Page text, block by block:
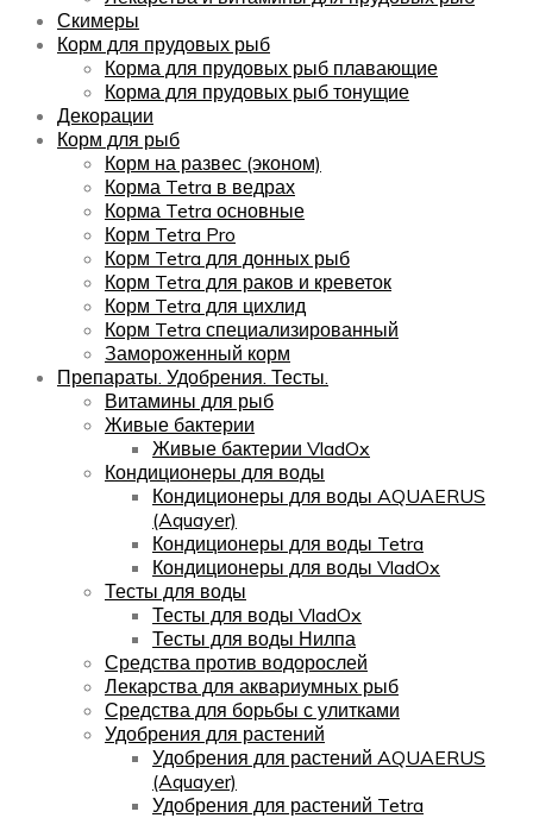
Скимеры
Корм для прудовых рыб
Корма для прудовых рыб плавающие
Корма для прудовых рыб тонущие
Декорации
Корм для рыб
Корм на развес (эконом)
Корма Tetra в ведрах
Корма Tetra основные
Корм Tetra Pro
Корм Tetra для донных рыб
Корм Tetra для раков и креветок
Корм Tetra для цихлид
Корм Tetra специализированный
Замороженный корм
Препараты. Удобрения. Тесты.
Витамины для рыб
Живые бактерии
Живые бактерии VladOx
Кондиционеры для воды
Кондиционеры для воды AQUAERUS
(Aquayer)
Кондиционеры для воды Tetra
Кондиционеры для воды VladOx
Тесты для воды
Тесты для воды VladOx
Тесты для воды Нилпа
Средства против водорослей
Лекарства для аквариумных рыб
Средства для борьбы с улитками
Удобрения для растений
Удобрения для растений AQUAERUS
(Aquayer)
Удобрения для растений Tetra